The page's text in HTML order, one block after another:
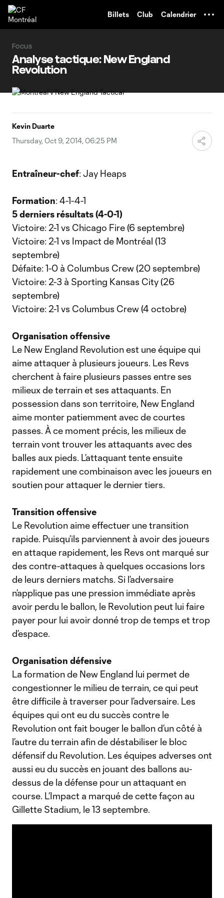
Billets Club Calendrier
Focus
Analyse tactique: New England
Revolution
Kevin Duarte
Thursday, Oct 9, 2014, 06:25 PM
Entraîneur-chef: Jay Heaps
Formation: 4-1-4-1
5 derniers résultats (4-0-1)
Victoire: 2-1 vs Chicago Fire (6 septembre)
Victoire: 2-1 vs Impact de Montréal (13
septembre)
Défaite: 1-0 à Columbus Crew (20 septembre)
Victoire: 2-3 à Sporting Kansas City (26
septembre)
Victoire: 2-1 vs Columbus Crew (4 octobre)
Organisation offensive
Le New England Revolution est une équipe qui
aime attaquer à plusieurs joueurs. Les Revs
cherchent à faire plusieurs passes entre ses
milieux de terrain et ses attaquants. En
possession dans son territoire, New England
aime monter patiemment avec de courtes
passes. À ce moment précis, les milieux de
terrain vont trouver les attaquants avec des
balles aux pieds. L’attaquant tente ensuite
rapidement une combinaison avec les joueurs en
soutien pour attaquer le dernier tiers.
Transition offensive
Le Revolution aime effectuer une transition
rapide. Puisqu’ils parviennent à avoir des joueurs
en attaque rapidement, les Revs ont marqué sur
des contre-attaques à quelques occasions lors
de leurs derniers matchs. Si l’adversaire
n’applique pas une pression immédiate après
avoir perdu le ballon, le Revolution peut lui faire
payer pour lui avoir donné trop de temps et trop
d’espace.
Organisation défensive
La formation de New England lui permet de
congestionner le milieu de terrain, ce qui peut
être difficile à traverser pour l’adversaire. Les
équipes qui ont eu du succès contre le
Revolution ont fait bouger le ballon d’un côté à
l’autre du terrain afin de déstabiliser le bloc
défensif du Revolution. Les équipes adverses ont
aussi eu du succès en jouant des ballons au-
dessus de la défense pour un attaquant en
course. L’Impact a marqué de cette façon au
Gillette Stadium, le 13 septembre.